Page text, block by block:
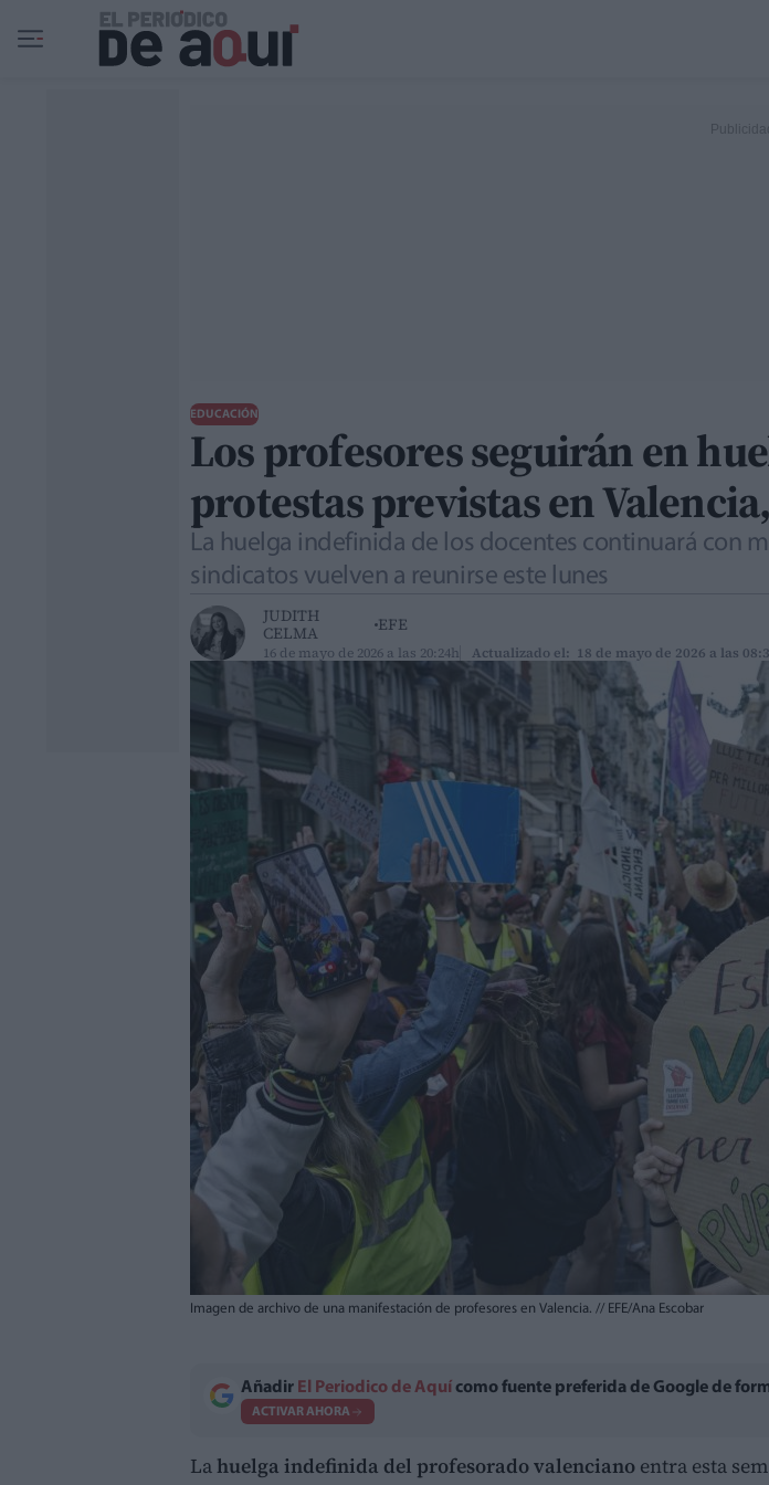
Ir al contenido principal
EDUCACIÓN
Los profesores seguirán en
protestas previstas en
La huelga indefinida de los docentes continuará con
sindicatos vuelven a reunirse este lunes
JUDITH
CELMA
EFE
16 de mayo de 2026 a las 20:24h Actualizado el: 18 de mayo de 2026 a las
Imagen de archivo de una manifestación de profesores en Valencia. // EFE/Ana Escobar
Añadir El Periodico de Aquí como fuente preferida de Google de
ACTIVAR AHORA
Lahuelga indefinida del profesorado valenciano entra esta